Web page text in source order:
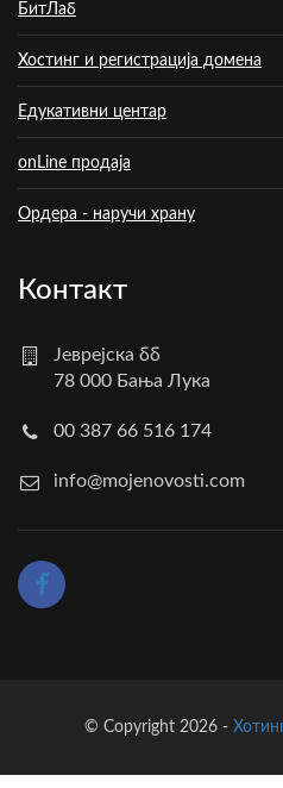
БитЛаб
Хостинг и регистрација домена
Едукативни центар
onLine продаја
Ордера - наручи храну
Контакт
Јеврејска бб
78 000 Бања Лука
00 387 66 516 174
info@mojenovosti.com
© Copyright 2026 -